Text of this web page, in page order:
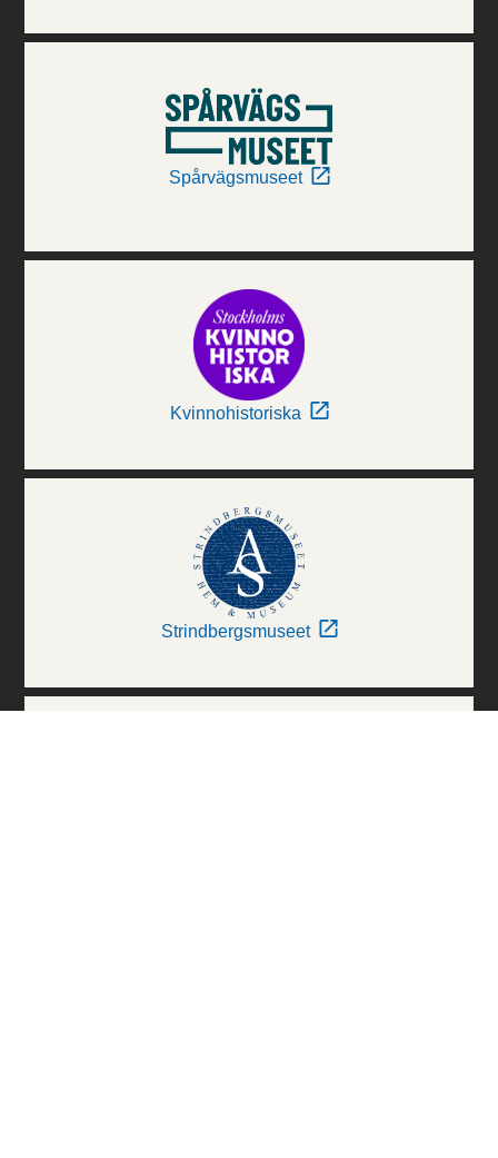
Spårvägsmuseet
Kvinnohistoriska
Strindbergsmuseet